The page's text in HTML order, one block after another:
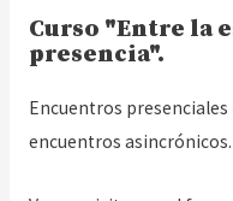
Curso "Entre la
presencia".
Encuentros presenciales
encuentros asincrónicos.